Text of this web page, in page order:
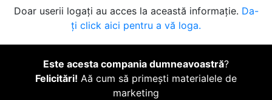
Doar userii logați au acces la această informație. Da-
ți click aici pentru a vă loga.
Este acesta compania dumneavoastră?
Felicitări! Aă cum să primești materialele de
marketing